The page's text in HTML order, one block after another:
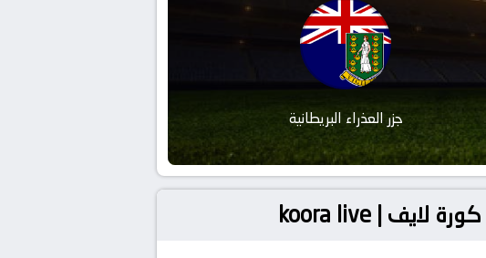
جزر العذراء البريطانية